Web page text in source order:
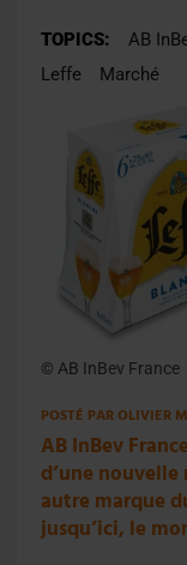
TOPICS: AB
Leffe
Marché
© AB InBev France
POSTÉ PAROLIVIER
AB InBev
d’une nouvelle
autre marque
jusqu’ici, le